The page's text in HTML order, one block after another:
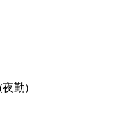
夜勤)